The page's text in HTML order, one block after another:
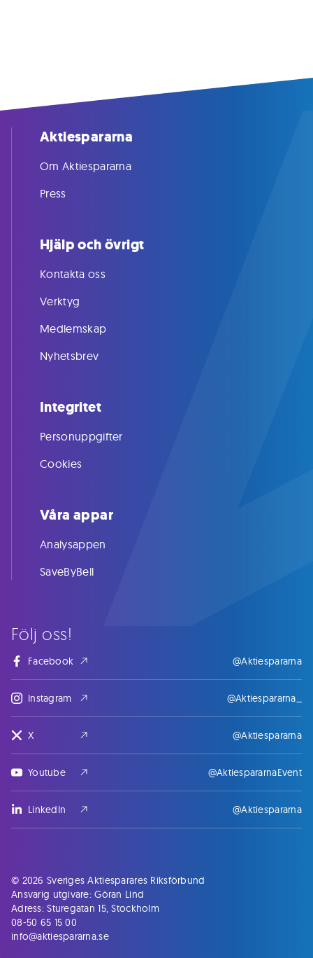
Följ oss!
Facebook @Aktiespararna
Instagram @Aktiespararna_
X @Aktiespararna
Youtube @AktiespararnaEvent
LinkedIn @Aktiespararna
Aktiespararna
Om Aktiespararna
Press
Hjälp och övrigt
Kontakta oss
Verktyg
Medlemskap
Nyhetsbrev
Integritet
Personuppgifter
Cookies
Våra appar
Analysappen
SaveByBell
© 2026 Sveriges Aktiesparares Riksförbund
Ansvarig utgivare: Göran Lind
Adress: Sturegatan 15, Stockholm
08-50 65 15 00
info@aktiespararna.se